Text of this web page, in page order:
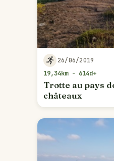
26/06/2019
19,34km - 614d+
Trotte au pays
châteaux